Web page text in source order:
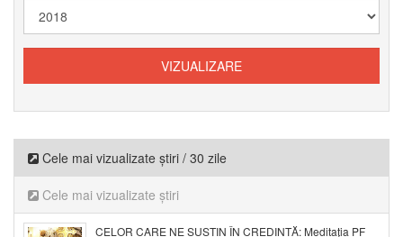
Cele mai vizualizate știri / 30 zile
Cele mai vizualizate știri
CELOR CARE NE SUSȚIN ÎN CREDINȚĂ: Meditația PF